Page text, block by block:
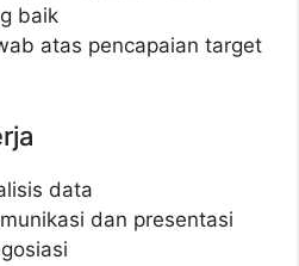
baik
atas pencapaian target
data
dan presentasi